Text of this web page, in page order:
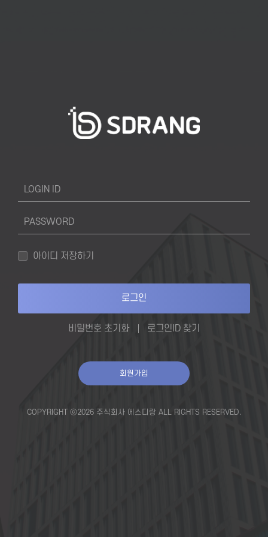
아이디 저장하기
로그인
비밀번호 초기화 로그인ID 찾기
회원가입
COPYRIGHT ⓒ2026 주식회사 에스디랑 ALL RIGHTS RESERVED.